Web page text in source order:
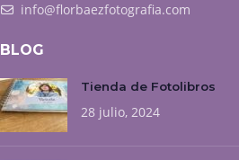
info@florbaezfotografia.com
BLOG
Tienda de Fotolibros
28 julio, 2024